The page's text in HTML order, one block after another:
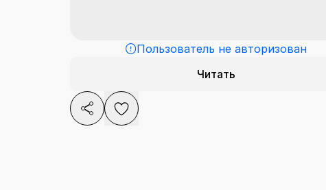
Пользователь не авторизован
Читать